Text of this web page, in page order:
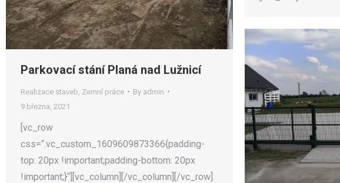
Parkovací stání Planá nad Lužnicí
Realizace staveb Zemní práce By admin
9 března, 2021
[vc_row
css=“.vc_custom_1609609873366{padding-
top: 20px !important;padding-bottom: 20px
!important;}“][vc_column][/vc_column][/vc_row]